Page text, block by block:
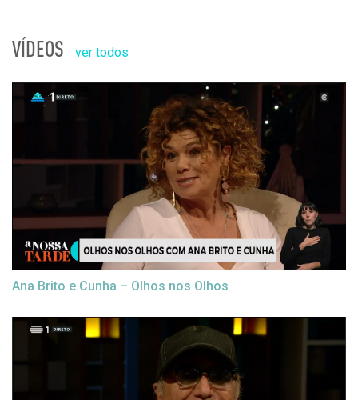
VÍDEOS ver todos
Ana Brito e Cunha – Olhos nos Olhos